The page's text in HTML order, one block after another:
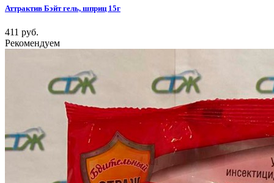
Аттрактив Бэйт гель, шприц 15г
411 руб.
Рекомендуем